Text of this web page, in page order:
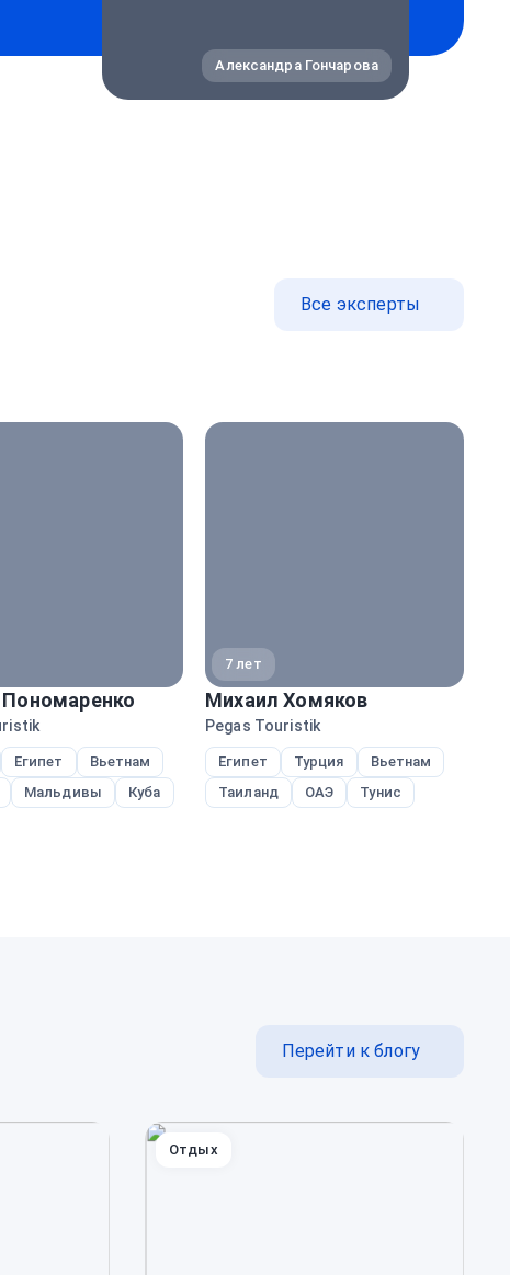
Александра Гончарова
Все эксперты
Египет
Вьетнам
Мальдивы Куба
7 лет
Михаил Хомяков
Pegas Touristik
Египет Турция
Вьетнам
Таиланд
ОАЭ Тунис
Перейти к блогу
Отдых